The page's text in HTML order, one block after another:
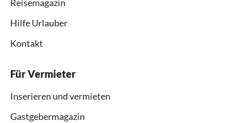
Reisemagazin
Hilfe Urlauber
Kontakt
Für Vermieter
Inserieren und vermieten
Gastgebermagazin